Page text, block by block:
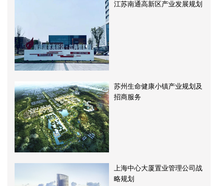
江苏南通高新区产业发展规划
苏州生命健康小镇产业规划及
招商服务
上海中心大厦置业管理公司战
略规划